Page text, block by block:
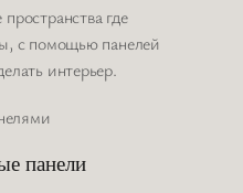
где
с помощью панелей
интерьер.
панели